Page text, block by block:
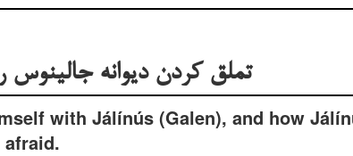
تملق کردن دیوانه
with Jálínús (Galen), and how
afraid.